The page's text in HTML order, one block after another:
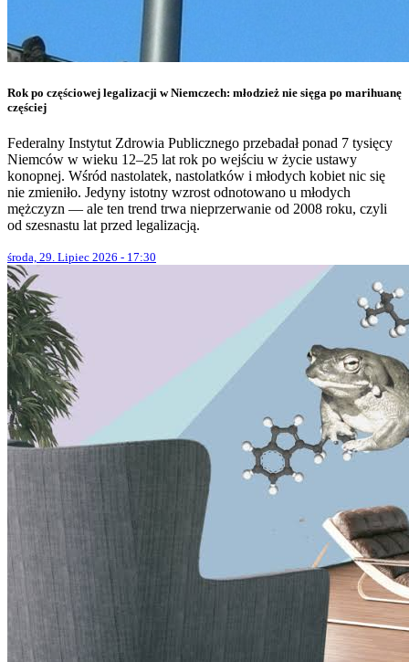
Rok po częściowej legalizacji w Niemczech: młodzież nie sięga po marihuanę
częściej
Federalny Instytut Zdrowia Publicznego przebadał ponad 7 tysięcy
Niemców w wieku 12–25 lat rok po wejściu w życie ustawy
konopnej. Wśród nastolatek, nastolatków i młodych kobiet nic się
nie zmieniło. Jedyny istotny wzrost odnotowano u młodych
mężczyzn — ale ten trend trwa nieprzerwanie od 2008 roku, czyli
od szesnastu lat przed legalizacją.
środa, 29. Lipiec 2026 - 17:30